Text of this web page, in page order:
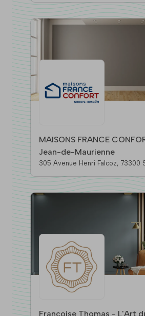
MAISONS FRANCE
Jean-de-Maurienne
305 Avenue Henri Falcoz, 73300 Saint-Jean-
Francoise Thomas - L'Art